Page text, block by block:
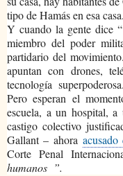
tipo de Hamás en esa
Y cuando la gente dice “
miembro del poder
partidario del
apuntan con drones,
tecnología
Pero esperan el
escuela, a un hospital,
castigo colectivo
Gallant – ahora
Corte Penal
humanos ”.